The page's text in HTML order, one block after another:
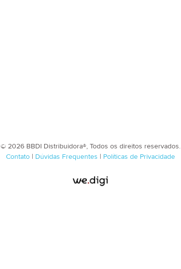
© 2026 BBDI Distribuidora®, Todos os direitos reservados.
Contato | Dúvidas Frequentes | Políticas de Privacidade